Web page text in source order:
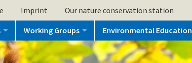
Imprint Our nature conservation station
Working Groups Environmental Education